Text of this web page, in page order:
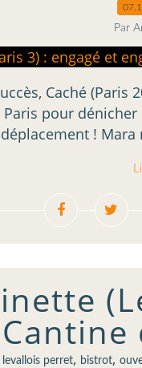
Par
Caché (Paris
pour
!
levallois perret, bistrot,